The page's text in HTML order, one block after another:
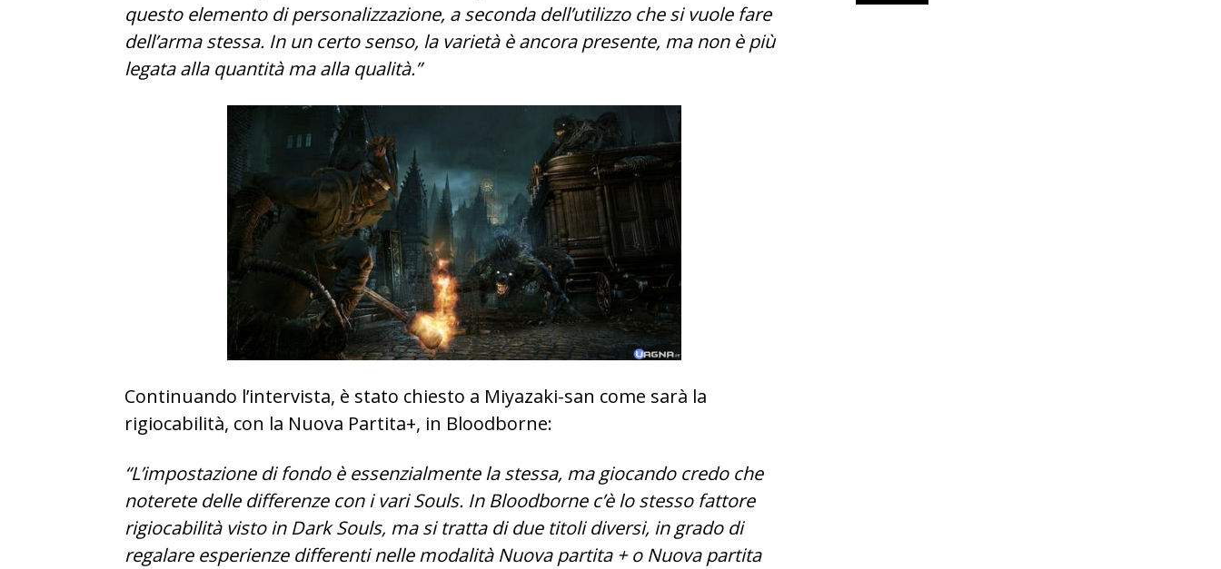
questo elemento di personalizzazione, a seconda dell’utilizzo che si vuole fare
dell’arma stessa. In un certo senso, la varietà è ancora presente, ma non è più
legata alla quantità ma alla qualità.”
Continuando l’intervista, è stato chiesto a Miyazaki-san come sarà la
rigiocabilità, con la Nuova Partita+, in Bloodborne:
“L’impostazione di fondo è essenzialmente la stessa, ma giocando credo che
noterete delle differenze con i vari Souls. In Bloodborne c’è lo stesso fattore
rigiocabilità visto in Dark Souls, ma si tratta di due titoli diversi, in grado di
regalare esperienze differenti nelle modalità Nuova partita + o Nuova partita